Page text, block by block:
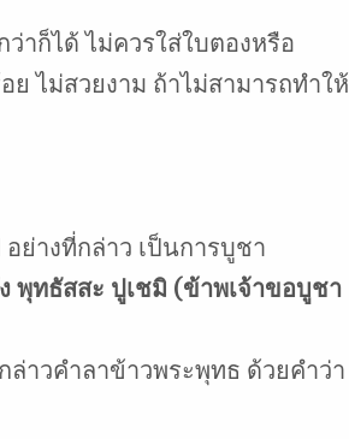
ก็ได้ ไม่ควรใส่ใบตองหรือ
ไม่สวยงาม ถ้าไม่สามารถทำให้
ย่างที่กล่าว เป็นการบูชา
พุทธัสสะ ปูเชมิ (ข้าพเจ้าขอบูชา
าวคำลาข้าวพระพุทธ ด้วยคำว่า